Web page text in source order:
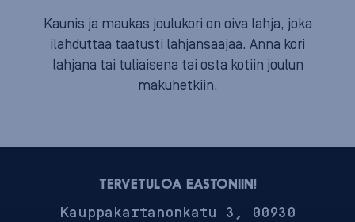
Kaunis ja maukas joulukori on oiva lahja, joka
ilahduttaa taatusti lahjansaajaa. Anna kori
lahjana tai tuliaisena tai osta kotiin joulun
makuhetkiin.
TERVETULOA EASTONIIN!
Kauppakartanonkatu 3, 00930